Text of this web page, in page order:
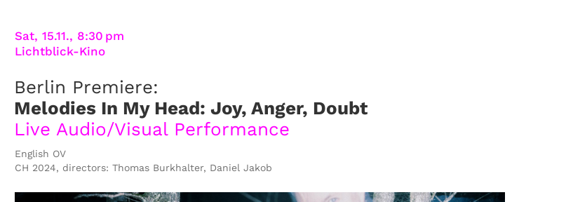
Sat, 15.11., 8:30 pm
Lichtblick-Kino
Berlin Premiere:
Melodies In My Head: Joy, Anger, Doubt
Live Audio/Visual Performance
English OV
CH 2024, directors: Thomas Burkhalter, Daniel Jakob